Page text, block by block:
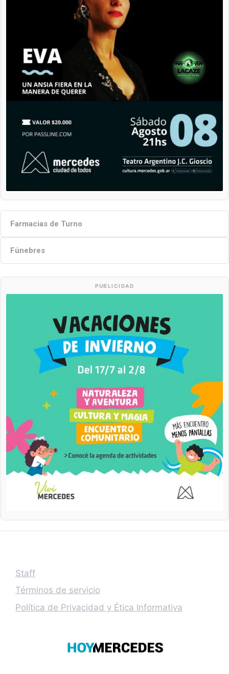
Farmacias de Turno
Fúnebres
PUBLICIDAD
Staff
Términos de servicio
Política de Privacidad y Ética Informativa